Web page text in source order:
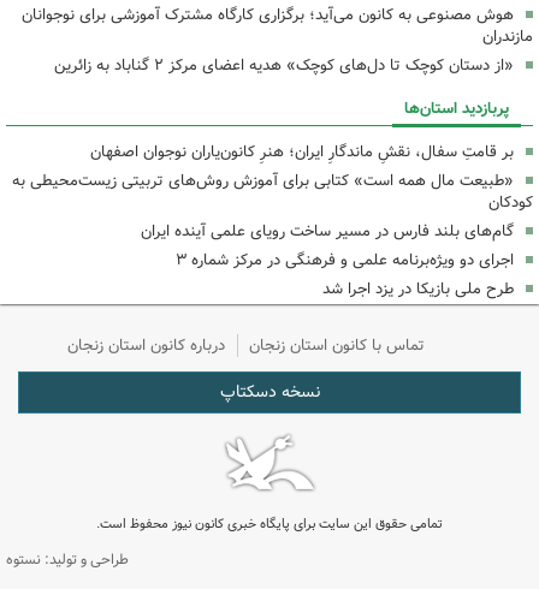
هوش مصنوعی به کانون می‌آید؛ برگزاری کارگاه مشترک آموزشی برای نوجوانان
مازندران
«از دستان کوچک تا دل‌های کوچک» هدیه اعضای مرکز ۲ گناباد به زائرین
پربازدید استان‌ها
بر قامتِ سفال، نقشِ ماندگارِ ایران؛ هنرِ کانون‌یاران نوجوان اصفهان
«طبیعت مال همه است» کتابی برای آموزش روش‌های تربیتی زیست‌محیطی به
کودکان
گام‌های بلند فارس در مسیر ساخت رویای علمی آینده ایران
اجرای دو ویژه‌برنامه علمی و فرهنگی در مرکز شماره ۳
طرح ملی بازیکا در یزد اجرا شد
تماس با کانون استان زنجان درباره کانون استان زنجان
نسخه دسکتاپ
تمامی حقوق این سایت برای پایگاه خبری کانون نیوز محفوظ است.
طراحی و تولید: نستوه